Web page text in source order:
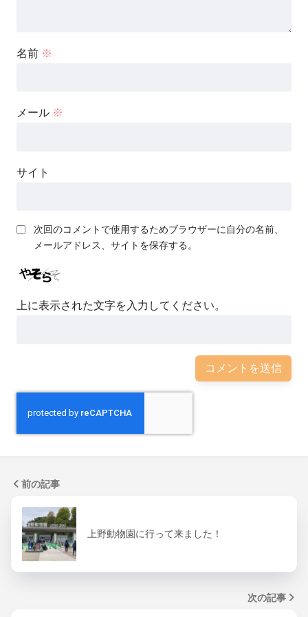
名前 ※
メール ※
サイト
次回のコメントで使用するためブラウザーに自分の名前、
メールアドレス、サイトを保存する。
上に表示された文字を入力してください。
前の記事
上野動物園に行って来ました！
次の記事